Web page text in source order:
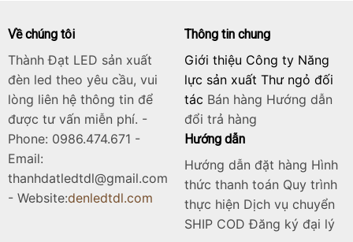
Về chúng tôi
Thành Đạt LED sản xuất
đèn led theo yêu cầu, vui
lòng liên hệ thông tin để
được tư vấn miễn phí. -
Phone: 0986.474.671 -
Email:
thanhdatledtdl@gmail.com
- Website:denledtdl.com
Thông tin chung
Giới thiệu Công ty Năng
lực sản xuất Thư ngỏ đối
tác Bán hàng Hướng dẫn
đổi trả hàng
Hướng dẫn
Hướng dẫn đặt hàng Hình
thức thanh toán Quy trình
thực hiện Dịch vụ chuyển
SHIP COD Đăng ký đại lý